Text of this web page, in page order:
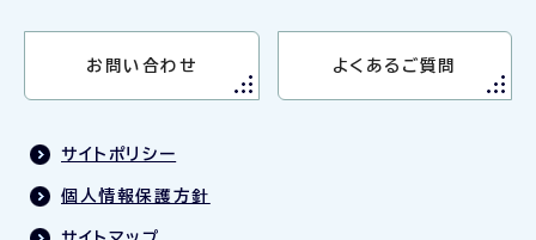
お問い合わせ よくあるご質問
サイトポリシー
個人情報保護方針